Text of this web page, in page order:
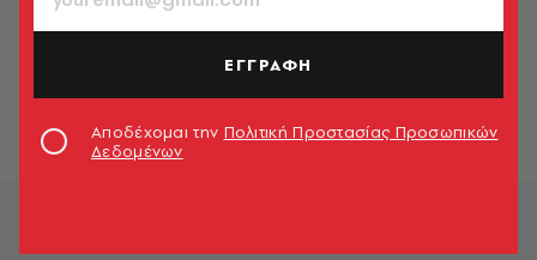
σταθμευμένα αυτοκίνητα στο
Newsroom
ΕΓΓΡΑΦΗ
Αποδέχομαι την Πολιτική Προστασίας Προσωπικών
Δεδομένων